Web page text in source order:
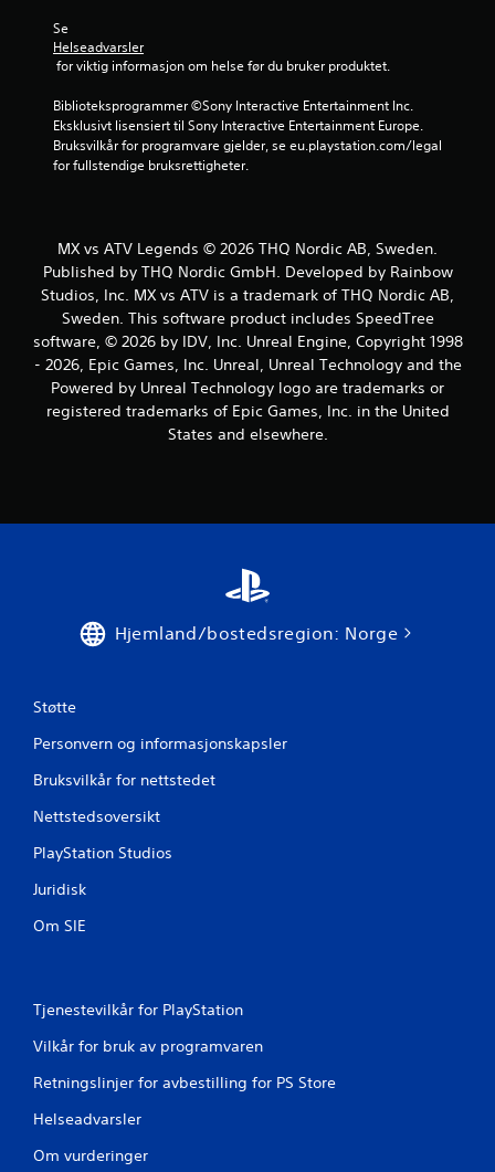
e
r
g
e
r
Se
Helseadvarsler
for viktig informasjon om helse før du bruker produktet.
Biblioteksprogrammer ©Sony Interactive Entertainment Inc.
Eksklusivt lisensiert til Sony Interactive Entertainment Europe.
Bruksvilkår for programvare gjelder, se eu.playstation.com/legal
for fullstendige bruksrettigheter.
MX vs ATV Legends © 2026 THQ Nordic AB, Sweden.
Published by THQ Nordic GmbH. Developed by Rainbow
Studios, Inc. MX vs ATV is a trademark of THQ Nordic AB,
Sweden. This software product includes SpeedTree
software, © 2026 by IDV, Inc. Unreal Engine, Copyright 1998
- 2026, Epic Games, Inc. Unreal, Unreal Technology and the
Powered by Unreal Technology logo are trademarks or
registered trademarks of Epic Games, Inc. in the United
States and elsewhere.
Hjemland/bostedsregion: Norge
Støtte
Personvern og informasjonskapsler
Bruksvilkår for nettstedet
Nettstedsoversikt
PlayStation Studios
Juridisk
Om SIE
Tjenestevilkår for PlayStation
Vilkår for bruk av programvaren
Retningslinjer for avbestilling for PS Store
Helseadvarsler
Om vurderinger